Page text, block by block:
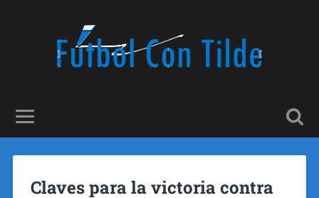
Claves para la victoria contra